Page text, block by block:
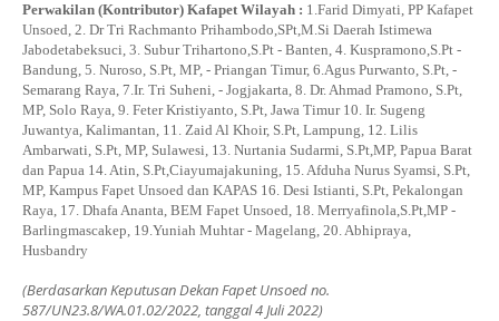
Perwakilan (Kontributor) Kafapet Wilayah : 1.Farid Dimyati, PP Kafapet
Unsoed, 2. Dr Tri Rachmanto Prihambodo,SPt,M.Si Daerah Istimewa
Jabodetabeksuci, 3. Subur Trihartono,S.Pt - Banten, 4. Kuspramono,S.Pt -
Bandung, 5. Nuroso, S.Pt, MP, - Priangan Timur, 6.Agus Purwanto, S.Pt, -
Semarang Raya, 7.Ir. Tri Suheni, - Jogjakarta, 8. Dr. Ahmad Pramono, S.Pt,
MP, Solo Raya, 9. Feter Kristiyanto, S.Pt, Jawa Timur 10. Ir. Sugeng
Juwantya, Kalimantan, 11. Zaid Al Khoir, S.Pt, Lampung, 12. Lilis
Ambarwati, S.Pt, MP, Sulawesi, 13. Nurtania Sudarmi, S.Pt,MP, Papua Barat
dan Papua 14. Atin, S.Pt,Ciayumajakuning, 15. Afduha Nurus Syamsi, S.Pt,
MP, Kampus Fapet Unsoed dan KAPAS 16. Desi Istianti, S.Pt, Pekalongan
Raya, 17. Dhafa Ananta, BEM Fapet Unsoed, 18. Merryafinola,S.Pt,MP -
Barlingmascakep, 19.Yuniah Muhtar - Magelang, 20. Abhipraya,
Husbandry
(Berdasarkan Keputusan Dekan Fapet Unsoed no.
587/UN23.8/WA.01.02/2022, tanggal 4 Juli 2022)